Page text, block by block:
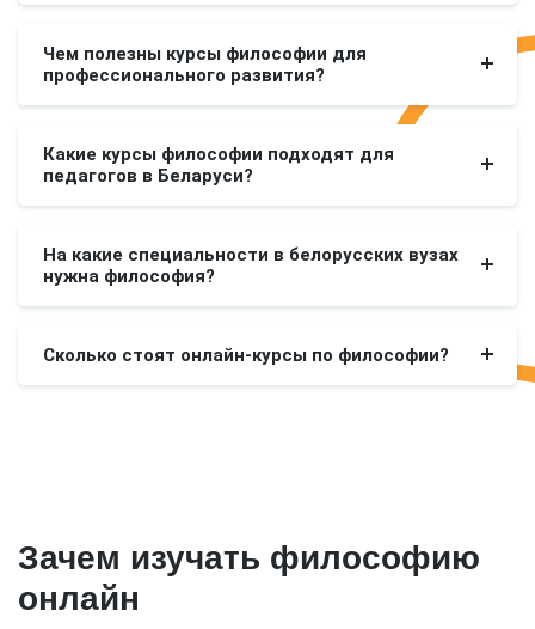
Чем полезны курсы философии для
профессионального развития?
Какие курсы философии подходят для
педагогов в Беларуси?
На какие специальности в белорусских вузах
нужна философия?
Сколько стоят онлайн-курсы по философии?
Зачем изучать философию
онлайн